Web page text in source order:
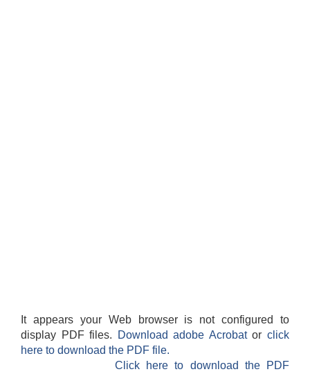
It appears your Web browser is not configured to
display PDF files.
Download adobe Acrobatorclick
here to download the PDF file.
Click here to download the PDF